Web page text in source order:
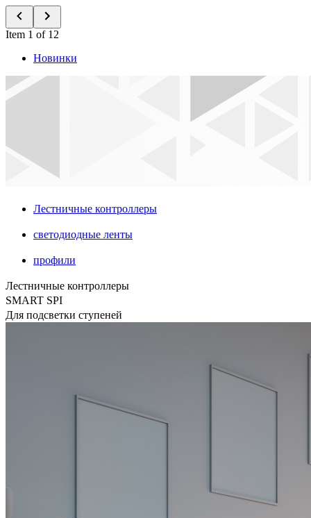
Item 1 of 12
Новинки
Лестничные контроллеры
светодиодные ленты
профили
Лестничные контроллеры
SMART SPI
Для подсветки ступеней